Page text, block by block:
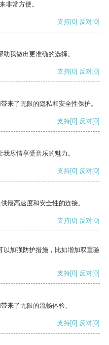
非常方便。
支持[0] 反对[0]
我做出更准确的选择。
支持[0] 反对[0]
来了无限的隐私和安全性保护。
支持[0] 反对[0]
尽情享受音乐的魅力。
支持[0] 反对[0]
最高速度和安全性的连接。
支持[0] 反对[0]
以加强防护措施，比如增加双重验
支持[0] 反对[0]
来了无限的流畅体验。
支持[0] 反对[0]